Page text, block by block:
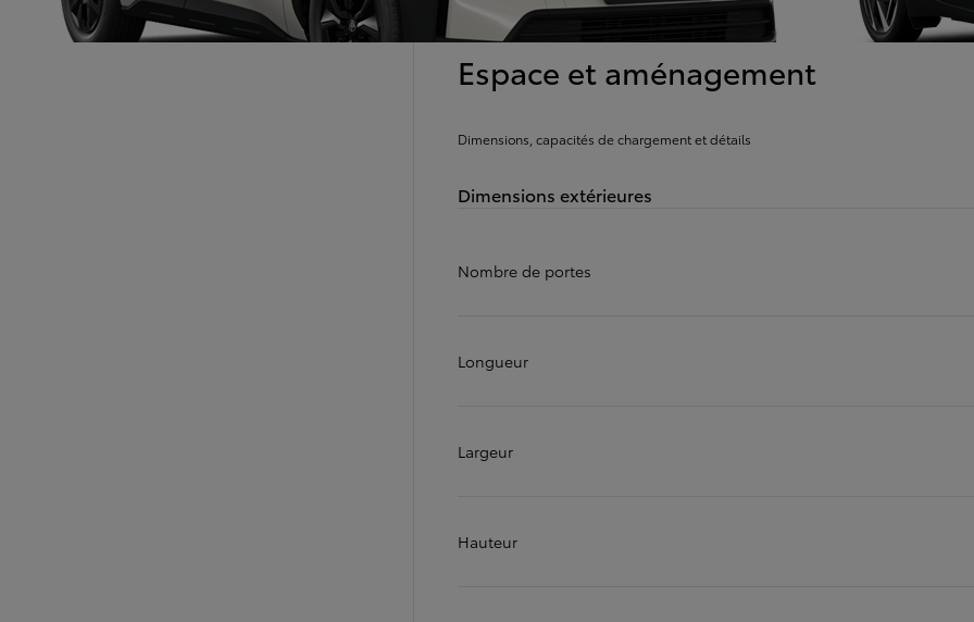
CARACTÉRISTIQUES
Espace et aménagement
Dimensions, capacités de chargement et détails
Dimensions extérieures
Nombre de portes
Longueur
Largeur
Hauteur